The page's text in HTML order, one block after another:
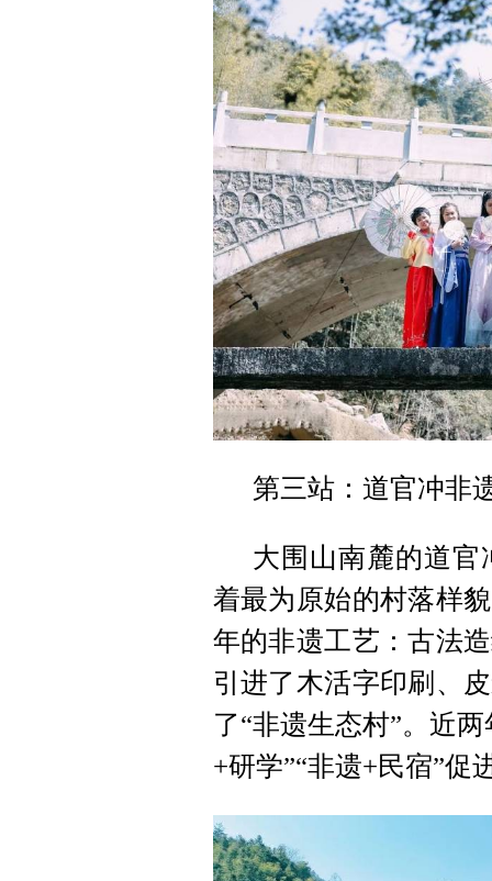
第三站：道官冲非
大围山南麓的道
着最为原始的村落样
年的非遗工艺：古法
引进了木活字印刷、
了“非遗生态村”。近
+研学”“非遗+民宿”促